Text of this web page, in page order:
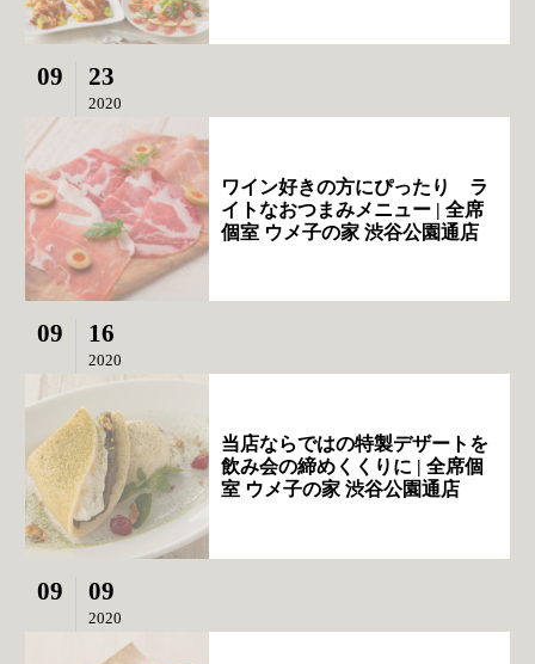
09 23
2020
ワイン好きの方にぴったり ラ
イトなおつまみメニュー | 全席
個室 ウメ子の家 渋谷公園通店
09 16
2020
当店ならではの特製デザートを
飲み会の締めくくりに | 全席個
室 ウメ子の家 渋谷公園通店
09 09
2020